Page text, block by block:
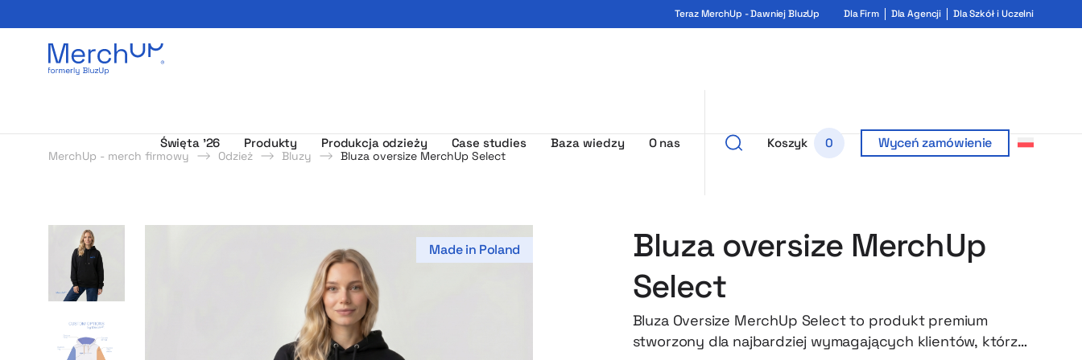
Teraz MerchUp - Dawniej BluzUp Dla Firm Dla Agencji Dla Szkół i Uczelni
Odzież reklamowa z nadrukiem i gadżety firmowe z logo - MerchUp
Święta ’26 Produkty Produkcja odzieży Case studies Baza wiedzy O nas Koszyk 0 Wyceń zamówienie
MerchUp - merch firmowy Odzież Bluzy Bluza oversize MerchUp Select
Made in Poland
Bluza oversize MerchUp
Select
Bluza Oversize MerchUp Select to produkt premium
stworzony dla najbardziej wymagających klientów, którzy